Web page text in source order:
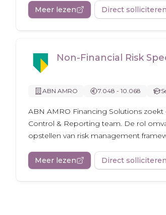
Meer lezen Direct solliciteren
Non-Financial Risk
ABN AMRO 7.048 - 10.068
ABN AMRO Financing Solutions
Control & Reporting team. De rol
opstellen van risk management
Meer lezen Direct solliciteren